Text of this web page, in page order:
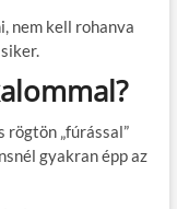
nem kell rohanva
rögtön „fúrással”
gyakran épp az